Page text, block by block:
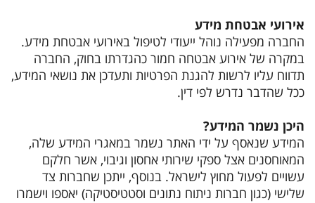
אירועי אבטחת מידע
החברה מפעילה נוהל ייעודי לטיפול באירועי אבטחת מידע.
במקרה של אירוע אבטחה חמור כהגדרתו בחוק, החברה
תדווח עליו לרשות להגנת הפרטיות ותעדכן את נושאי המידע,
ככל שהדבר נדרש לפי דין.
היכן נשמר המידע?
המידע שנאסף על ידי האתר נשמר במאגרי המידע שלה,
המאוחסנים אצל ספקי שירותי אחסון וגיבוי, אשר חלקם
עשויים לפעול מחוץ לישראל. בנוסף, ייתכן שחברות צד
שלישי (כגון חברות ניתוח נתונים וסטטיסטיקה) יאספו וישמרו